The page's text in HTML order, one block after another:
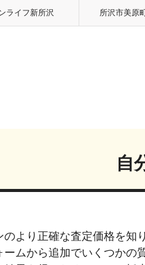
ライフ新所沢 所沢市美原
自
のより正確な査定価格を知
ームから追加でいくつかの